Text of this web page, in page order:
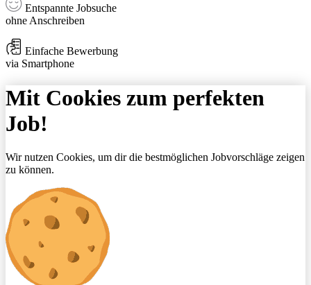
Entspannte Jobsuche
ohne Anschreiben
Einfache Bewerbung
via Smartphone
Mit Cookies zum perfekten
Job!
Wir nutzen Cookies, um dir die bestmöglichen Jobvorschläge zeigen
zu können.